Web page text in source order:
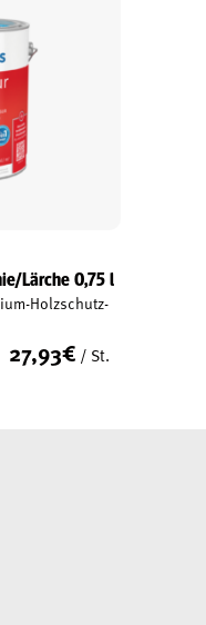
Lärche 0,75 l
Holzschutz-
27,93€ / St.